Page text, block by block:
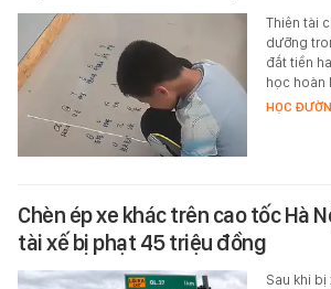
Thiên tài
dưỡng
đắt tiền
học hoàn
HỌC
Chèn ép xe khác trên cao tốc Hà
tài xế bị phạt 45 triệu đồng
Sau khi